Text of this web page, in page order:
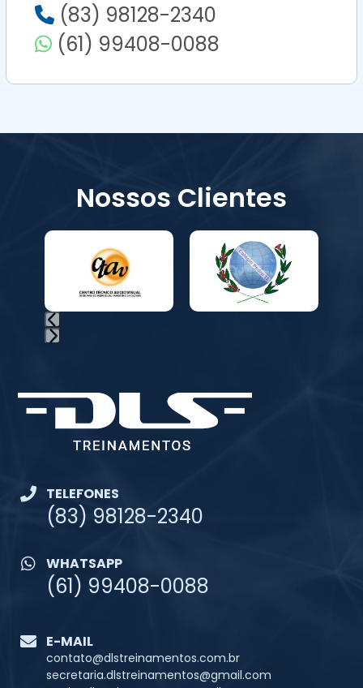
(83) 98128-2340
(61) 99408-0088
Nossos Clientes
TELEFONES
(83) 98128-2340
WHATSAPP
(61) 99408-0088
E-MAIL
contato@dlstreinamentos.com.br
secretaria.dlstreinamentos@gmail.com